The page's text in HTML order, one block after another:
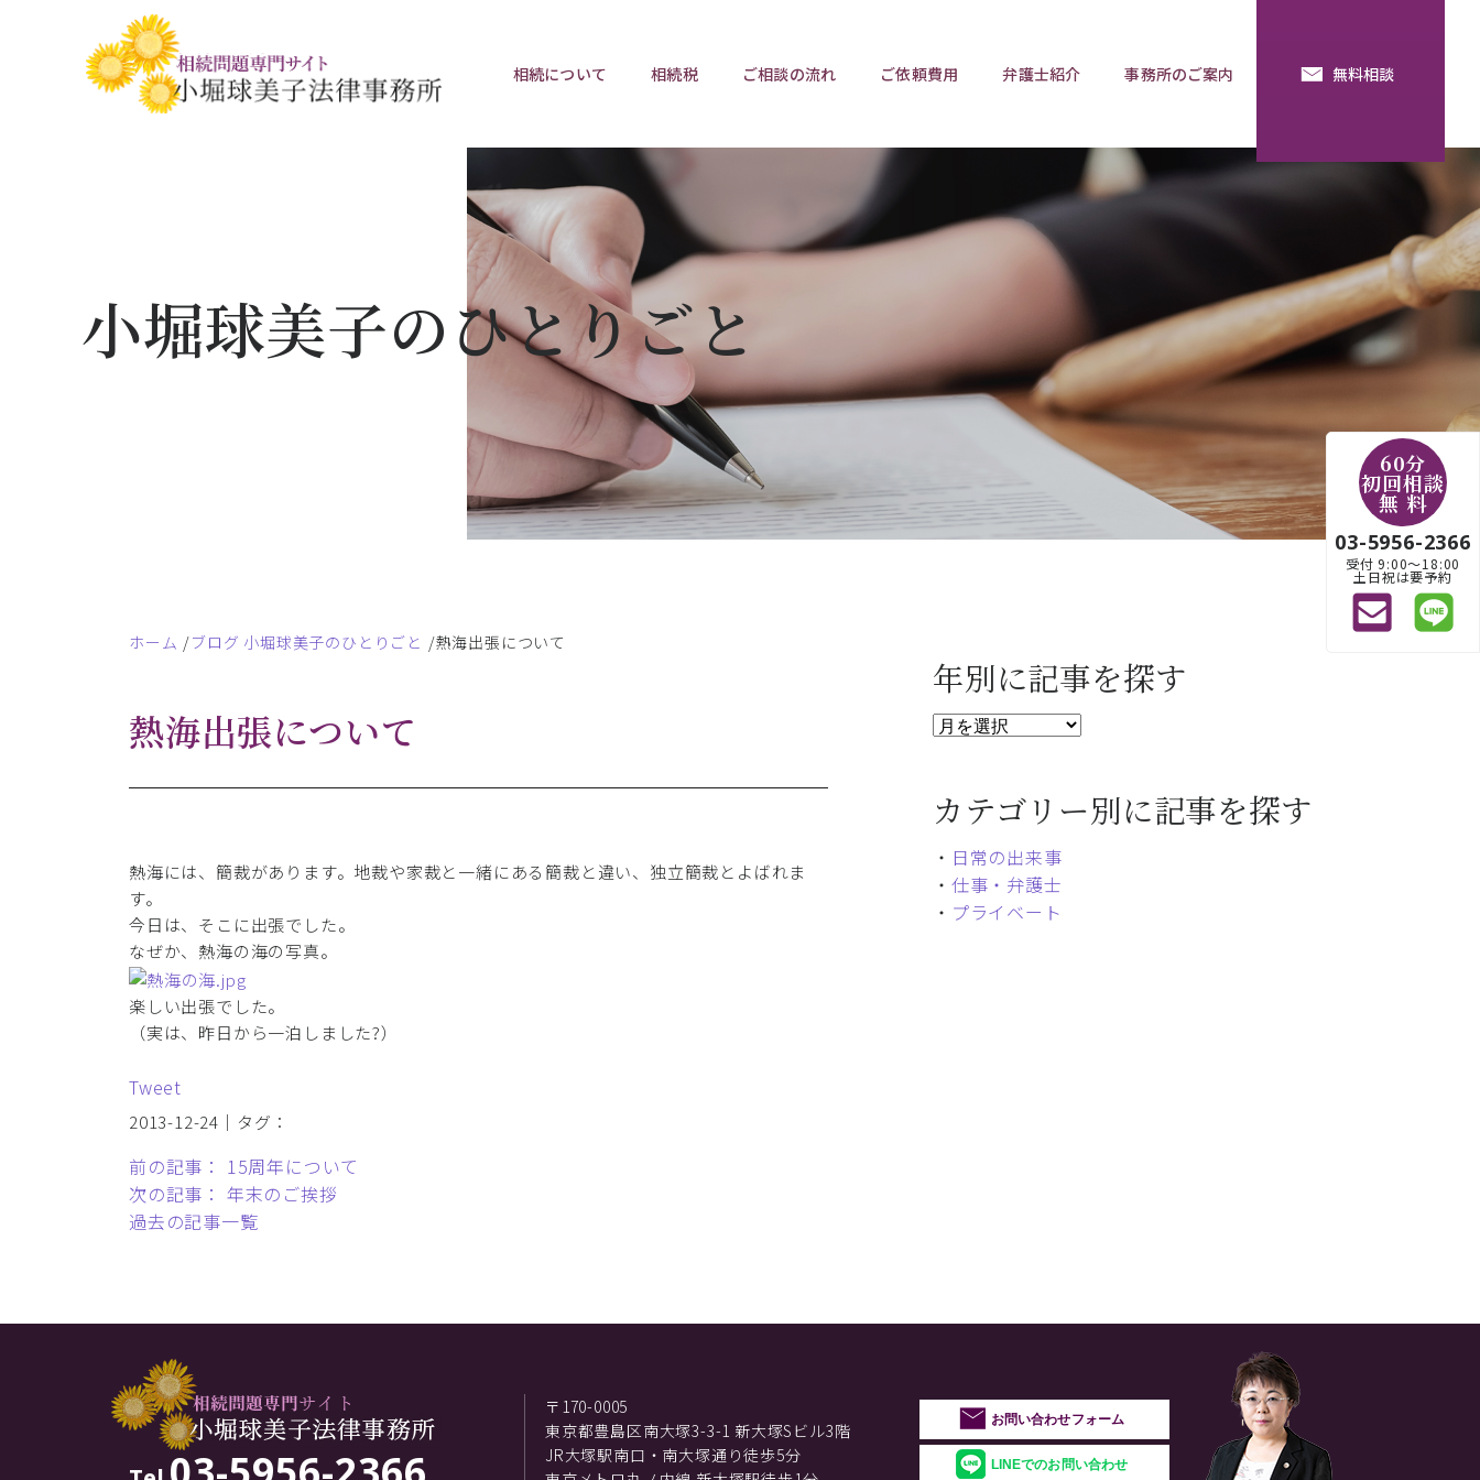
相続について
相続トラブルチェックリスト 預金の使い込み
相談関連書式ダウンロード 任意後見制度 遺産分割調停 相談用語集
相続税 ご相談の流れ ご依頼費用 弁護士紹介 事務所のご案内 無料相談
小堀球美子のひとりごと
ホーム ブログ 小堀球美子のひとりごと 熱海出張について
熱海出張について
熱海には、簡裁があります。地裁や家裁と一緒にある簡裁と違い、独立簡裁とよばれま
す。
今日は、そこに出張でした。
なぜか、熱海の海の写真。
楽しい出張でした。
（実は、昨日から一泊しました?）
Tweet
2013-12-24｜タグ：
前の記事： 15周年について
次の記事： 年末のご挨拶
過去の記事一覧
年別に記事を探す
カテゴリー別に記事を探す
・ 日常の出来事
・ 仕事・弁護士
・ プライベート
〒170-0005
東京都豊島区南大塚3-3-1 新大塚Sビル3階
JR大塚駅南口・南大塚通り徒歩5分
お問い合わせフォーム
LINEでのお問い合わせ
60分
初回相談
無 料
03-5956-2366
受付 9:00〜18:00
土日祝は要予約